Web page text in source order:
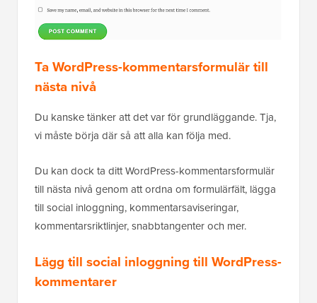
Ta WordPress-kommentarsformulär till
nästa nivå
Du kanske tänker att det var för grundläggande. Tja,
vi måste börja där så att alla kan följa med.
Du kan dock ta ditt WordPress-kommentarsformulär
till nästa nivå genom att ordna om formulärfält, lägga
till social inloggning, kommentarsaviseringar,
kommentarsriktlinjer, snabbtangenter och mer.
Lägg till social inloggning till WordPress-
kommentarer